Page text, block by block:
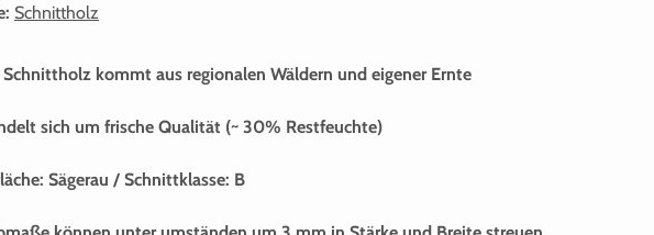
Schnittholz
Schnittholz kommt aus regionalen Wäldern und eigener Ernte
sich um frische Qualität (~ 30% Restfeuchte)
Sägerau / Schnittklasse: B